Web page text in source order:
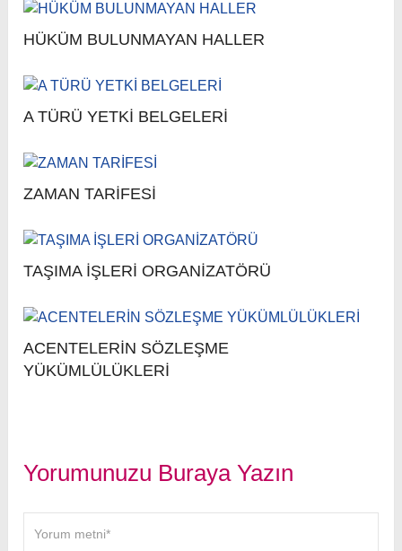
HÜKÜM BULUNMAYAN HALLER
A TÜRÜ YETKİ BELGELERİ
ZAMAN TARİFESİ
TAŞIMA İŞLERİ ORGANİZATÖRÜ
ACENTELERİN SÖZLEŞME
YÜKÜMLÜLÜKLERİ
Yorumunuzu Buraya Yazın